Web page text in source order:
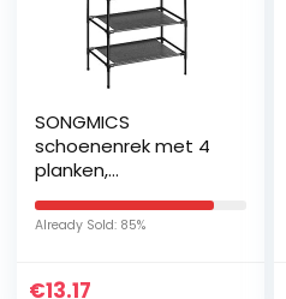
SONGMICS
schoenenrek met 4
planken,
schoenenrek,
geweven stof, voor
Already Sold: 85%
€13.17